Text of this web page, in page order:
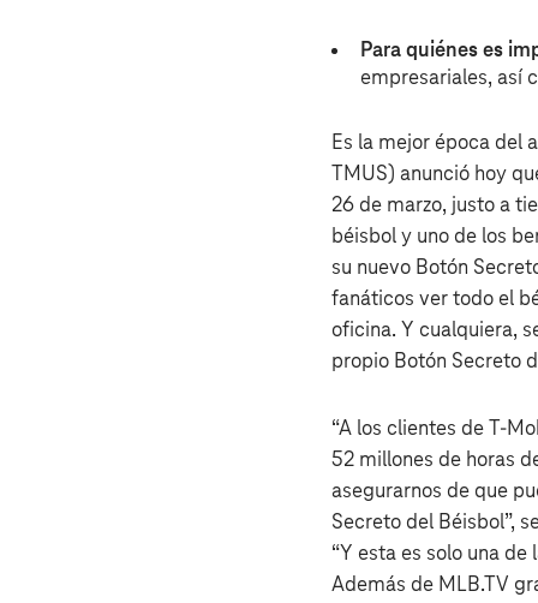
Para quiénes es
empresariales, así
Es la mejor época del
TMUS) anunció hoy
26 de marzo, justo a
béisbol y uno de los
su nuevo Botón
fanáticos ver todo el
oficina. Y cualquiera,
propio Botón Secreto
“A los clientes de
52 millones de horas
asegurarnos de que
Secreto del Béisbol”,
“Y esta es solo una
Además de MLB.TV